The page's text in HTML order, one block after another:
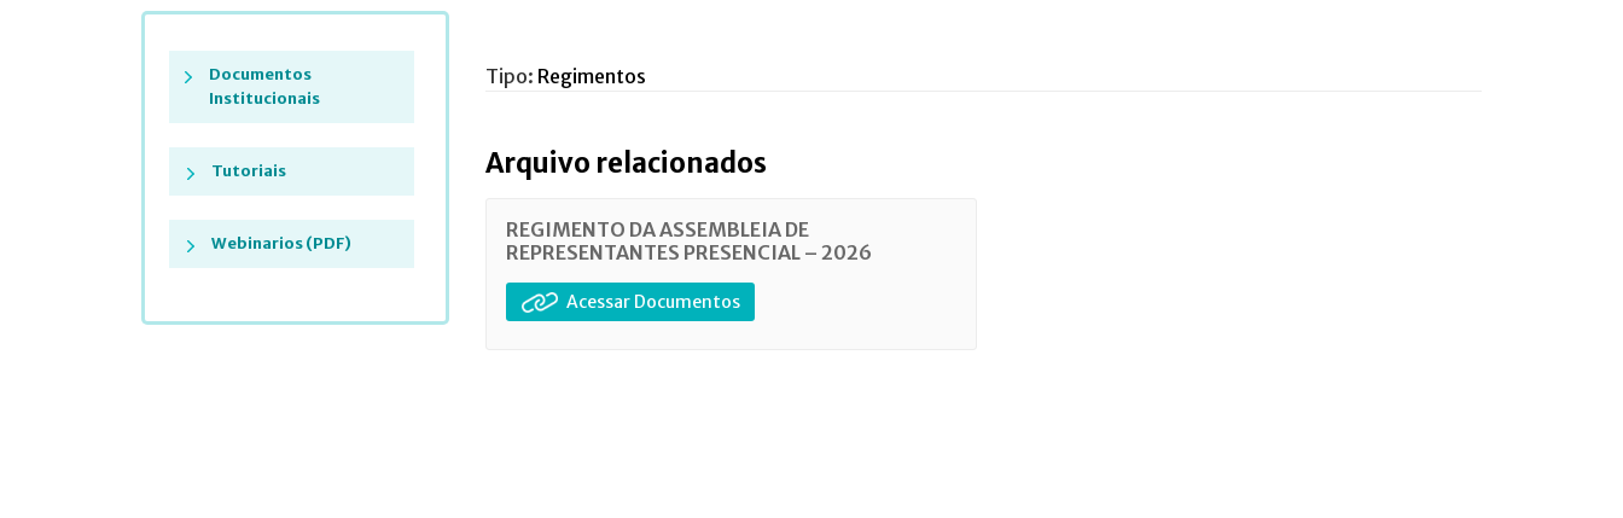
Documentos
Institucionais
Tutoriais
Webinarios (PDF)
Tipo: Regimentos
Arquivo relacionados
REGIMENTO DA ASSEMBLEIA DE
REPRESENTANTES PRESENCIAL – 2026
Acessar Documentos